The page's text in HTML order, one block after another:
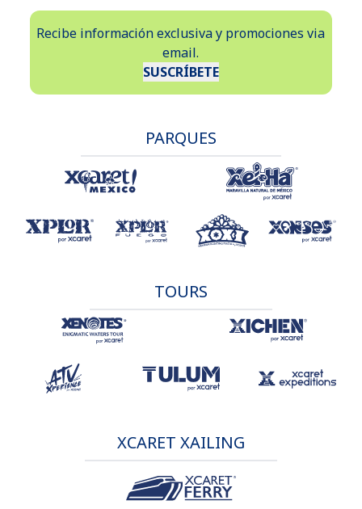
Recibe información exclusiva y promociones via
email.
SUSCRÍBETE
PARQUES
TOURS
XCARET XAILING